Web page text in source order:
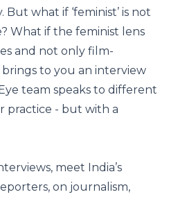
what if ‘feminist’ is not
What if the feminist lens
and not only film-
to you an interview
team speaks to different
practice - but with a
meet India’s
on journalism,